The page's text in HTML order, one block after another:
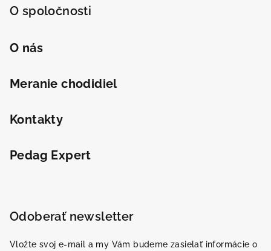
O spoločnosti
O nás
Meranie chodidiel
Kontakty
Pedag Expert
Odoberať newsletter
Vložte svoj e-mail a my Vám budeme zasielať informácie o